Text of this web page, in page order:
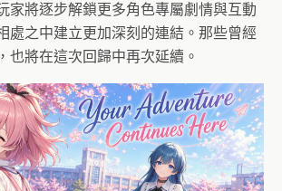
家將逐步解鎖更多角色專屬劇情與互動
處之中建立更加深刻的連結。那些曾經
也將在這次回歸中再次延續。